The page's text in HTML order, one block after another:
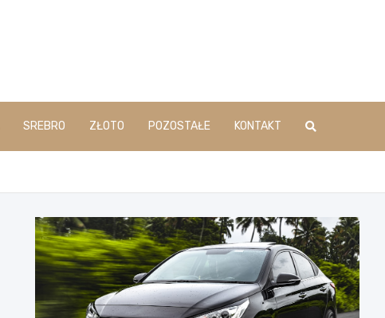
SREBRO ZŁOTO POZOSTAŁE KONTAKT